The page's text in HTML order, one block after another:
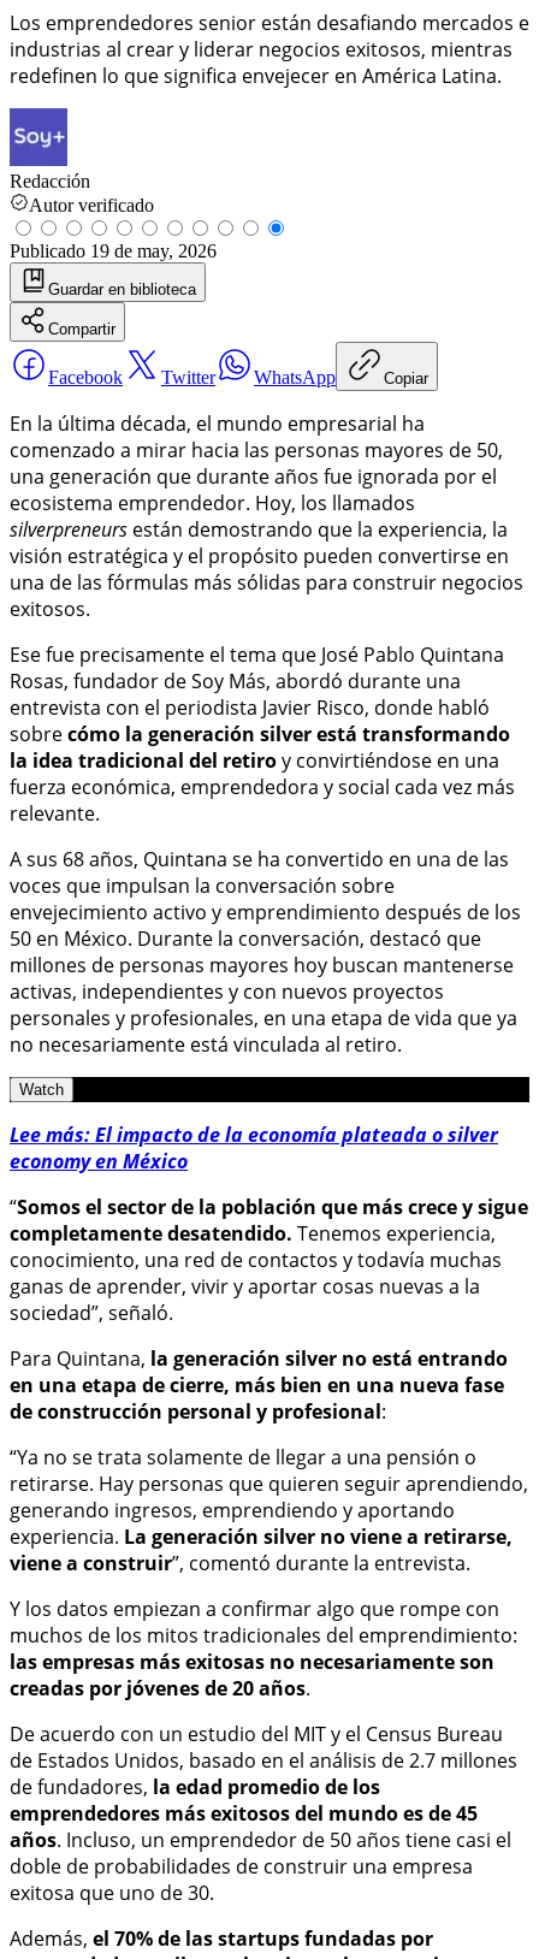
Los emprendedores senior están desafiando mercados e
industrias al crear y liderar negocios exitosos, mientras
redefinen lo que significa envejecer en América Latina.
Redacción
Autor verificado
Publicado 19 de may, 2026
Guardar en biblioteca
Compartir
Facebook Twitter WhatsApp Copiar
En la última década, el mundo empresarial ha
comenzado a mirar hacia las personas mayores de 50,
una generación que durante años fue ignorada por el
ecosistema emprendedor. Hoy, los llamados
silverpreneurs están demostrando que la experiencia, la
visión estratégica y el propósito pueden convertirse en
una de las fórmulas más sólidas para construir negocios
exitosos.
Ese fue precisamente el tema que José Pablo Quintana
Rosas, fundador de Soy Más, abordó durante una
entrevista con el periodista Javier Risco, donde habló
sobrecómo la generación silver está transformando
la idea tradicional del retiroy convirtiéndose en una
fuerza económica, emprendedora y social cada vez más
relevante.
A sus 68 años, Quintana se ha convertido en una de las
voces que impulsan la conversación sobre
envejecimiento activo y emprendimiento después de los
50 en México. Durante la conversación, destacó que
millones de personas mayores hoy buscan mantenerse
activas, independientes y con nuevos proyectos
personales y profesionales, en una etapa de vida que ya
no necesariamente está vinculada al retiro.
Watch
Lee más: El impacto de la economía plateada o silver
economy en México
“Somos el sector de la población que más crece y sigue
completamente desatendido. Tenemos experiencia,
conocimiento, una red de contactos y todavía muchas
ganas de aprender, vivir y aportar cosas nuevas a la
sociedad”, señaló.
Para Quintana, la generación silver no está entrando
en una etapa de cierre, más bien en una nueva fase
de construcción personal y profesional:
“Ya no se trata solamente de llegar a una pensión o
retirarse. Hay personas que quieren seguir aprendiendo,
generando ingresos, emprendiendo y aportando
experiencia. La generación silver no viene a retirarse,
viene a construir”, comentó durante la entrevista.
Y los datos empiezan a confirmar algo que rompe con
muchos de los mitos tradicionales del emprendimiento:
las empresas más exitosas no necesariamente son
creadas por jóvenes de 20 años.
De acuerdo con un estudio del MIT y el Census Bureau
de Estados Unidos, basado en el análisis de 2.7 millones
de fundadores, la edad promedio de los
emprendedores más exitosos del mundo es de 45
años. Incluso, un emprendedor de 50 años tiene casi el
doble de probabilidades de construir una empresa
exitosa que uno de 30.
Además, el 70% de las startups fundadas por